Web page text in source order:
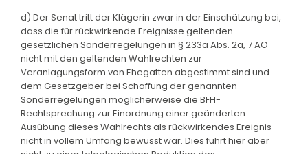
d) Der Senat tritt der Klägerin zwar in der Einschätzung bei,
dass die für rückwirkende Ereignisse geltenden
gesetzlichen Sonderregelungen in § 233a Abs. 2a, 7 AO
nicht mit den geltenden Wahlrechten zur
Veranlagungsform von Ehegatten abgestimmt sind und
dem Gesetzgeber bei Schaffung der genannten
Sonderregelungen möglicherweise die BFH-
Rechtsprechung zur Einordnung einer geänderten
Ausübung dieses Wahlrechts als rückwirkendes Ereignis
nicht in vollem Umfang bewusst war. Dies führt hier aber